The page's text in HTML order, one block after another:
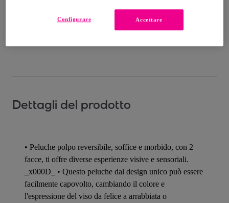
20/08
Dettagli del prodotto
• Peluche polpo reversibile, soffice e morbido, con 2
facce, ti offre diverse esperienze visive e sensoriali.
_x000D_ • Questo peluche dal design unico può essere
facilmente capovolto, cambiando il colore e
l'espressione del viso da felice a arrabbiata o
Accettare
Configurare